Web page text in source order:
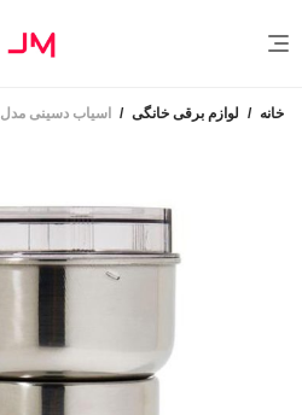
خانه / لوازم برقی خانگی / اسیاب دسینی مدل ۰۰۱